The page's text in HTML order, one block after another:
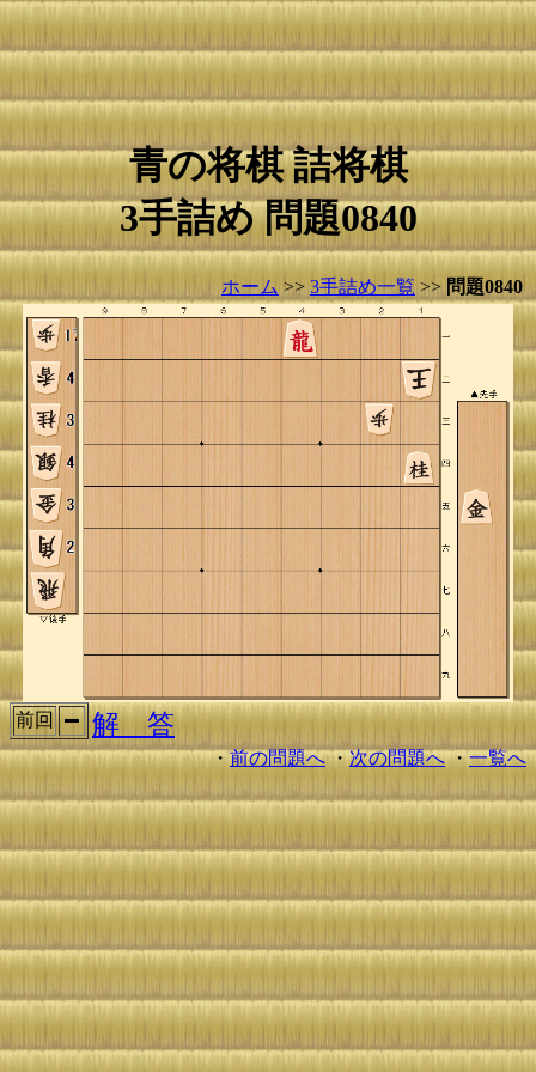
青の将棋 詰将棋
3手詰め 問題0840
ホーム >> 3手詰め一覧 >> 問題0840
前回 解 答
・前の問題へ・次の問題へ・一覧へ